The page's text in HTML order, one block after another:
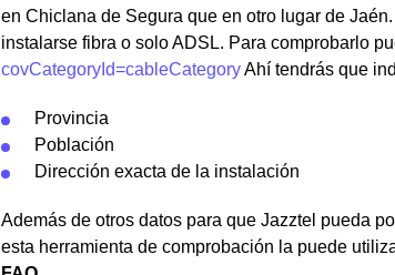
en Chiclana de Segura que en otro lugar de
instalarse fibra o solo ADSL. Para comprobarlo
covCategoryId=cableCategoryAhí tendrás que
Provincia
Población
Dirección exacta de la instalación
Además de otros datos para que Jazztel pueda
esta herramienta de comprobación la puede